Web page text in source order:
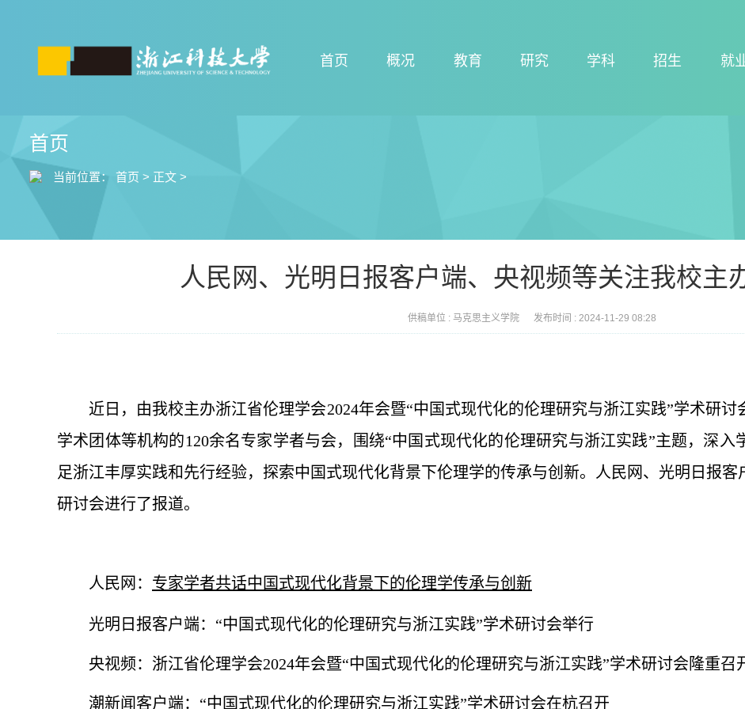
首页 概况 教育 研究 学科 招生 就
首页
当前位置： 首页 > 正文 >
人民网、光明日报客户端、央视频等关注我校主
供稿单位 : 马克思主义学院 发布时间 : 2024-11-29 08:28
近日，由我校主办浙江省伦理学会2024年会暨“中国式现代化的伦理研究与浙江实践”学术研讨
学术团体等机构的120余名专家学者与会，围绕“中国式现代化的伦理研究与浙江实践”主题，深
足浙江丰厚实践和先行经验，探索中国式现代化背景下伦理学的传承与创新。 人民网、光明日报
研讨会进行了报道。
人民网： 专家学者共话中国式现代化背景下的伦理学传承与创新
光明日报客户端： “中国式现代化的伦理研究与浙江实践”学术研讨会举行
央视频： 浙江省伦理学会2024年会暨“中国式现代化的伦理研究与浙江实践”学术研讨会隆重召
潮新闻客户端： “中国式现代化的伦理研究与浙江实践”学术研讨会在杭召开